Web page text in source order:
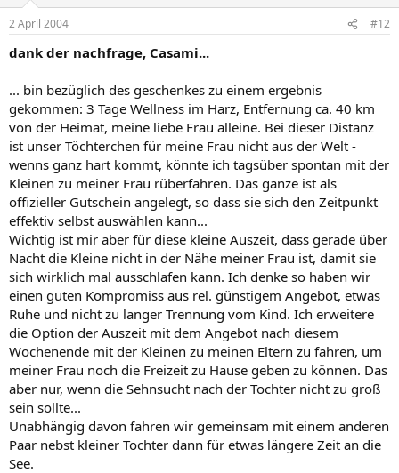
2 April 2004 #12
dank der nachfrage, Casami...
... bin bezüglich des geschenkes zu einem ergebnis
gekommen: 3 Tage Wellness im Harz, Entfernung ca. 40 km
von der Heimat, meine liebe Frau alleine. Bei dieser Distanz
ist unser Töchterchen für meine Frau nicht aus der Welt -
wenns ganz hart kommt, könnte ich tagsüber spontan mit der
Kleinen zu meiner Frau rüberfahren. Das ganze ist als
offizieller Gutschein angelegt, so dass sie sich den Zeitpunkt
effektiv selbst auswählen kann...
Wichtig ist mir aber für diese kleine Auszeit, dass gerade über
Nacht die Kleine nicht in der Nähe meiner Frau ist, damit sie
sich wirklich mal ausschlafen kann. Ich denke so haben wir
einen guten Kompromiss aus rel. günstigem Angebot, etwas
Ruhe und nicht zu langer Trennung vom Kind. Ich erweitere
die Option der Auszeit mit dem Angebot nach diesem
Wochenende mit der Kleinen zu meinen Eltern zu fahren, um
meiner Frau noch die Freizeit zu Hause geben zu können. Das
aber nur, wenn die Sehnsucht nach der Tochter nicht zu groß
sein sollte...
Unabhängig davon fahren wir gemeinsam mit einem anderen
Paar nebst kleiner Tochter dann für etwas längere Zeit an die
See.